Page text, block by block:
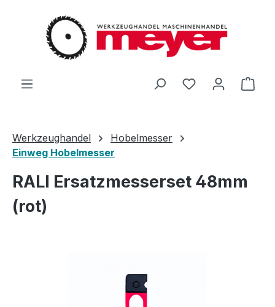
Zum Hauptinhalt springen
Du hast 0
Werkzeughandel
Hobelmesser
Einweg Hobelmesser
RALI Ersatzmesserset 48mm
(rot)